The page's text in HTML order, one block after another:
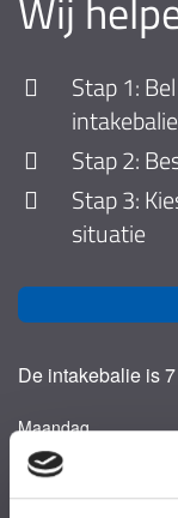
Stap 1:
intakebalie
Stap 2:
Stap 3:
situatie
De intakebalie is
Maandag
Dinsdag
Woensdag
Donderdag